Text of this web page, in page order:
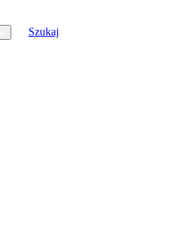
Szukaj